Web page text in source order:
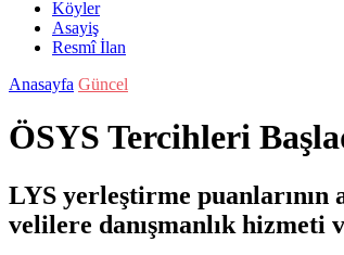
Köyler
Asayiş
Resmî İlan
Anasayfa Güncel
ÖSYS Tercihleri
LYS yerleştirme puanlarının
velilere danışmanlık hizmeti